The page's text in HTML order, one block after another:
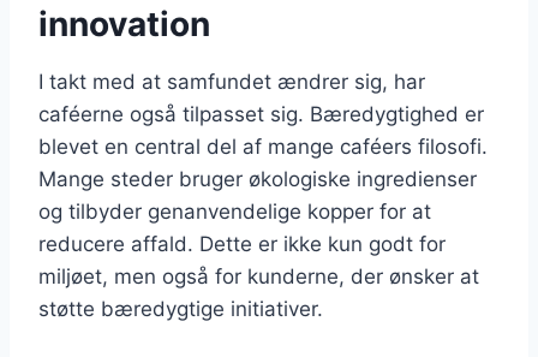
innovation
I takt med at samfundet ændrer sig, har
caféerne også tilpasset sig. Bæredygtighed er
blevet en central del af mange caféers filosofi.
Mange steder bruger økologiske ingredienser
og tilbyder genanvendelige kopper for at
reducere affald. Dette er ikke kun godt for
miljøet, men også for kunderne, der ønsker at
støtte bæredygtige initiativer.